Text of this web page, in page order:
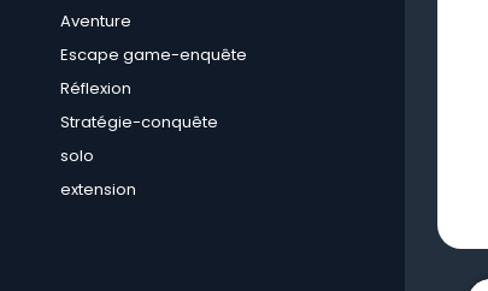
Aventure
Escape game-enquête
Réflexion
Stratégie-conquête
solo
extension